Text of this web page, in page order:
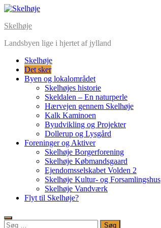
Skip
content
Skelhøje
Landsbyen lige i hjertet af jylland
Skelhøje
Det sker
Byen og lokalområdet
Skelhøjes historie
Skeldalen – En naturperle
Hærvejen gennem Skelhøje
Kalk Kaminoen
Byudvikling og Projekter
Dollerup og Lysgård
Foreninger og Aktiver
Skelhøje Borgerforening
Skelhøje Købmandsgaard
Ejendomsselskabet Volden 2
Skelhøje Kultur- og Forsamlingshus
Skelhøje Vandværk
Flyt til Skelhøje?
Søg